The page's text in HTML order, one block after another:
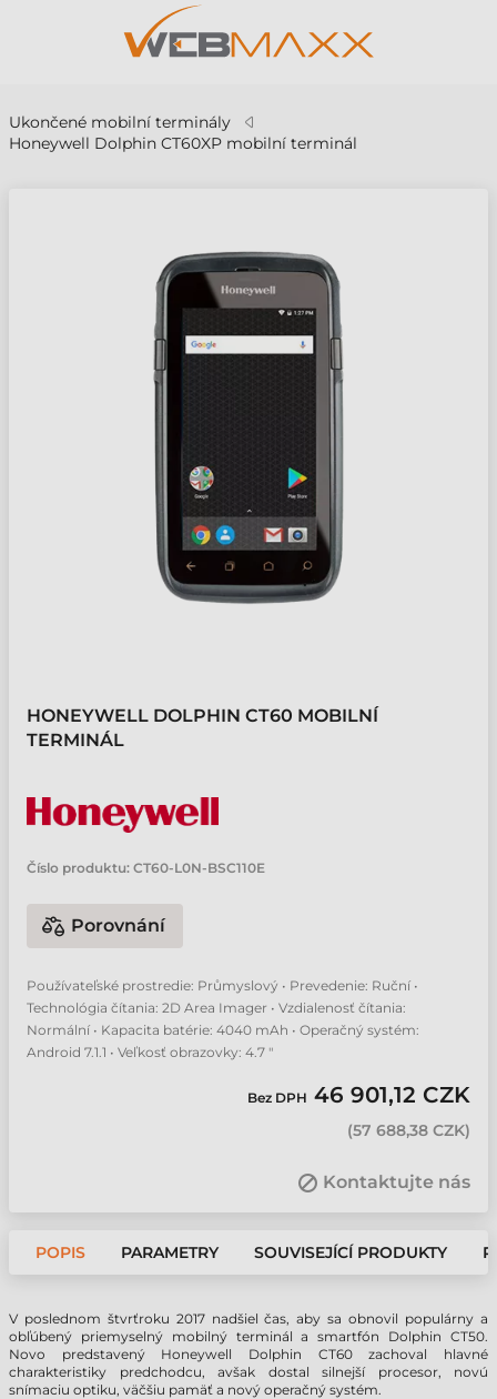
Ukončené mobilní terminály
Honeywell Dolphin CT60XP mobilní terminál
HONEYWELL DOLPHIN CT60 MOBILNÍ
TERMINÁL
Číslo produktu: CT60-L0N-BSC110E
Porovnání
Používateľské prostredie: Průmyslový • Prevedenie: Ruční •
Technológia čítania: 2D Area Imager • Vzdialenosť čítania:
Normální • Kapacita batérie: 4040 mAh • Operačný systém:
Android 7.1.1 • Veľkosť obrazovky: 4.7 "
Bez DPH 46 901,12 CZK
(57 688,38 CZK)
Kontaktujte nás
POPIS PARAMETRY SOUVISEJÍCÍ PRODUKTY
V poslednom štvrťroku 2017 nadšiel čas, aby sa obnovil populárny a
obľúbený priemyselný mobilný terminál a smartfón Dolphin CT50.
Novo predstavený Honeywell Dolphin CT60 zachoval hlavné
charakteristiky predchodcu, avšak dostal silnejší procesor, novú
snímaciu optiku, väčšiu pamäť a nový operačný systém.